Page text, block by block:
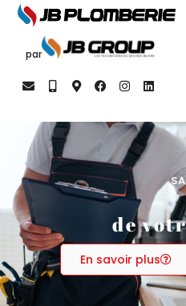
par
de
En savoir plus